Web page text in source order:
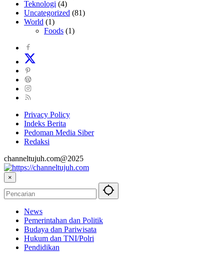
Teknologi (4)
Uncategorized (81)
World (1)
Foods (1)
Privacy Policy
Indeks Berita
Pedoman Media Siber
Redaksi
channeltujuh.com@2025
×
News
Pemerintahan dan Politik
Budaya dan Pariwisata
Hukum dan TNI/Polri
Pendidikan